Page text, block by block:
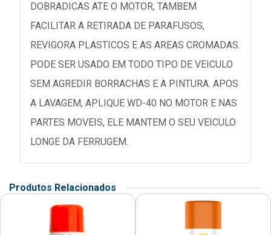
DOBRADICAS ATE O MOTOR, TAMBEM
FACILITAR A RETIRADA DE PARAFUSOS,
REVIGORA PLASTICOS E AS AREAS CROMADAS.
PODE SER USADO EM TODO TIPO DE VEICULO
SEM AGREDIR BORRACHAS E A PINTURA. APOS
A LAVAGEM, APLIQUE WD-40 NO MOTOR E NAS
PARTES MOVEIS, ELE MANTEM O SEU VEICULO
LONGE DA FERRUGEM.
Produtos Relacionados